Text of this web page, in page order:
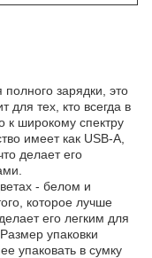
зарядки, это
для тех, кто всегда в
к широкому спектру
имеет как USB-A,
делает его
- белом и
которое лучше
его легким для
упаковки
упаковать в сумку